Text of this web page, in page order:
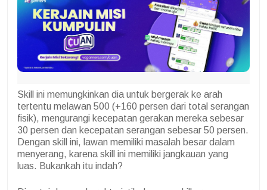
Skill ini memungkinkan dia untuk bergerak ke arah
tertentu melawan 500 (+160 persen dari total serangan
fisik), mengurangi kecepatan gerakan mereka sebesar
30 persen dan kecepatan serangan sebesar 50 persen.
Dengan skill ini, lawan memiliki masalah besar dalam
menyerang, karena skill ini memiliki jangkauan yang
luas. Bukankah itu indah?